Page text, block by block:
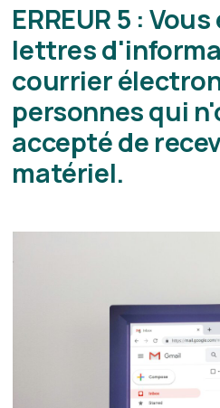
ERREUR 5 :
lettres
courrier
personnes qui
accepté de
matériel.